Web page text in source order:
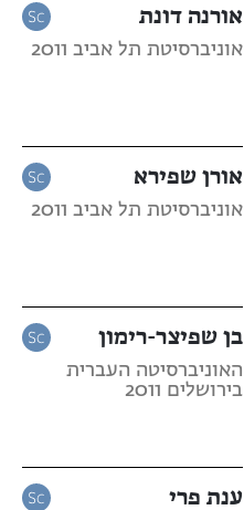
אורנה דונת
אוניברסיטת תל אביב 2011
אורן שפירא
אוניברסיטת תל אביב 2011
בן שפיצר-רימון
האוניברסיטה העברית
בירושלים 2011
ענת פרי